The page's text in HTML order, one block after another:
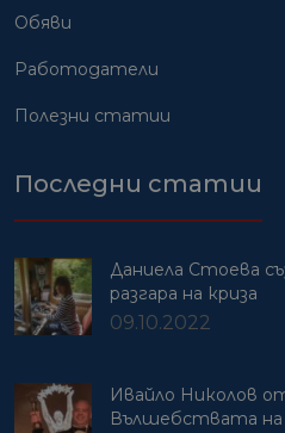
Обяви
Работодатели
Полезни статии
Последни статии
Даниела Стоева
разгара на криза
09.10.2022
Ивайло Николов
Вълшебствата на